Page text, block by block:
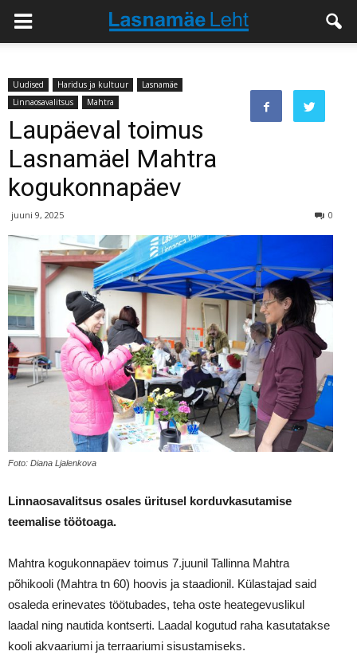
Uudised Haridus ja kultuur
Lasnamäe
Linnaosavalitsus
Mahtra
Laupäeval toimus
Lasnamäel Mahtra
kogukonnapäev
juuni 9, 2025 0
Foto: Diana Ljalenkova
Linnaosavalitsus osales üritusel korduvkasutamise
teemalise töötoaga.
Mahtra kogukonnapäev toimus 7.juunil Tallinna Mahtra
põhikooli (Mahtra tn 60) hoovis ja staadionil. Külastajad said
osaleda erinevates töötubades, teha oste heategevuslikul
laadal ning nautida kontserti. Laadal kogutud raha kasutatakse
kooli akvaariumi ja terraariumi sisustamiseks.